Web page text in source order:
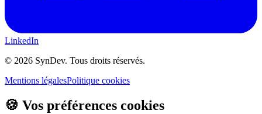
LinkedIn
© 2026 SynDev. Tous droits réservés.
Mentions légalesPolitique cookies
🍪 Vos préférences cookies